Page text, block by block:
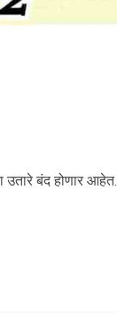
उतारे बंद होणार आहेत.